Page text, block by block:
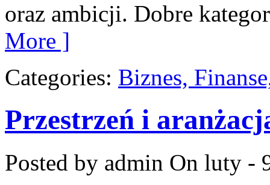
oraz ambicji. Dobre
More ]
Categories: Biznes,
Przestrzeń i
Posted by admin On luty -